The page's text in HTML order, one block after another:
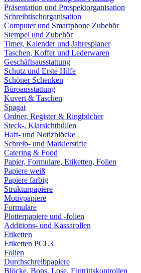
Präsentation und Prospektorganisation
Schreibtischorganisation
Computer und Smartphone Zubehör
Stempel und Zubehör
Timer, Kalender und Jahresplaner
Taschen, Koffer und Lederwaren
Geschäftsausstattung
Schutz und Erste Hilfe
Schöner Schenken
Büroausstattung
Kuvert & Taschen
Spagat
Ordner, Register & Ringbücher
Steck-, Klarsichthüllen
Haft- und Notizblöcke
Schreib- und Markierstifte
Catering & Food
Papier, Formulare, Etiketten, Folien
Papiere weiß
Papiere farbig
Strukturpapiere
Motivpapiere
Formulare
Plotterpapiere und -folien
Additions- und Kassarollen
Etiketten
Etiketten PCL3
Folien
Durchschreibpapiere
Blöcke, Bons, Lose, Eintrittskontrollen